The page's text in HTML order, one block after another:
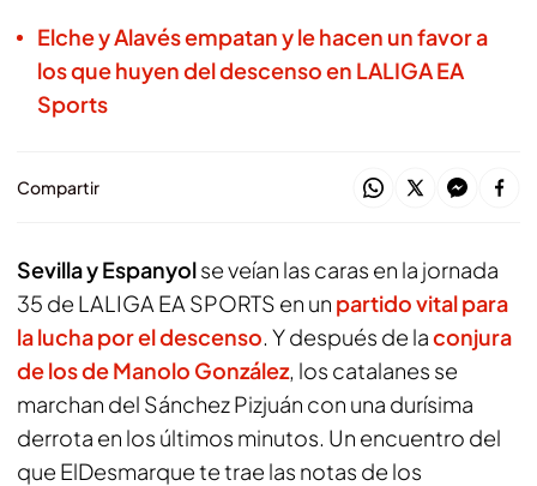
Elche y Alavés empatan y le hacen un favor a
los que huyen del descenso en LALIGA EA
Sports
Compartir
Sevilla y Espanyolse veían las caras en la jornada
35 de LALIGA EA SPORTS en un partido vital para
la lucha por el descenso. Y después de laconjura
de los de Manolo González, los catalanes se
marchan del Sánchez Pizjuán con una durísima
derrota en los últimos minutos. Un encuentro del
que ElDesmarquete trae las notas de los